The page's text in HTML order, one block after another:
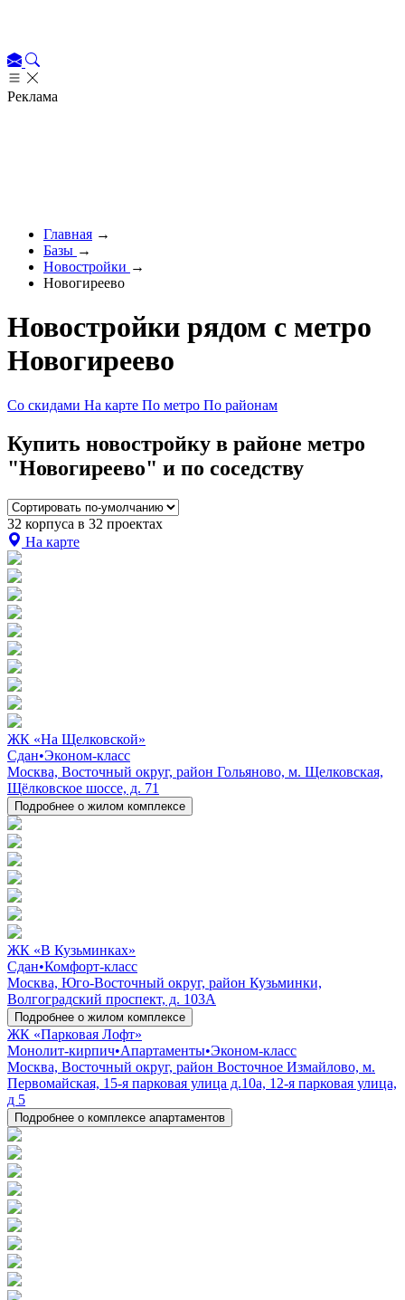
Реклама
Главная →
Базы →
Новостройки →
Новогиреево
Новостройки рядом с метро
Новогиреево
Со скидами На карте По метро По районам
Купить новостройку в районе метро
"Новогиреево" и по соседству
32 корпуса в 32 проектах
На карте
ЖК «На Щелковской»
Сдан•Эконом-класс
Москва, Восточный округ, район Гольяново, м. Щелковская,
Щёлковское шоссе, д. 71
Подробнее о жилом комплексе
ЖК «В Кузьминках»
Сдан•Комфорт-класс
Москва, Юго-Восточный округ, район Кузьминки,
Волгоградский проспект, д. 103А
Подробнее о жилом комплексе
ЖК «Парковая Лофт»
Монолит-кирпич•Апартаменты•Эконом-класс
Москва, Восточный округ, район Восточное Измайлово, м.
Первомайская, 15-я парковая улица д.10а, 12-я парковая улица,
д 5
Подробнее о комплексе апартаментов